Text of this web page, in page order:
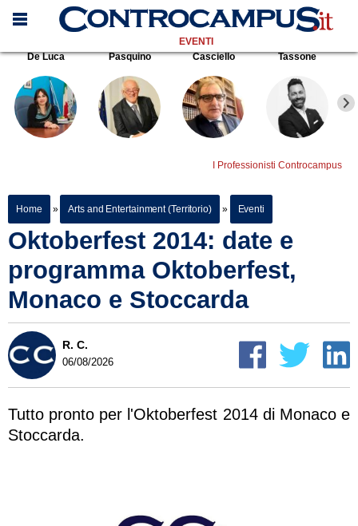
EVENTI
De Luca
Pasquino Casciello Tassone
I Professionisti Controcampus
Home » Arts and Entertainment (Territorio) » Eventi
Oktoberfest 2014: date e
programma Oktoberfest,
Monaco e Stoccarda
R. C.
06/08/2026
Tutto pronto per l'Oktoberfest 2014 di Monaco e
Stoccarda.